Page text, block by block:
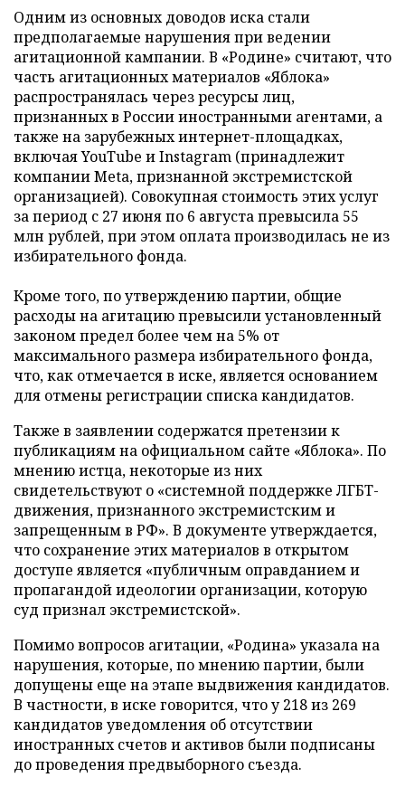
Одним из основных доводов иска стали
предполагаемые нарушения при ведении
агитационной кампании. В «Родине» считают, что
часть агитационных материалов «Яблока»
распространялась через ресурсы лиц,
признанных в России иностранными агентами, а
также на зарубежных интернет-площадках,
включая YouTube и Instagram (принадлежит
компании Meta, признанной экстремистской
организацией). Совокупная стоимость этих услуг
за период с 27 июня по 6 августа превысила 55
млн рублей, при этом оплата производилась не из
избирательного фонда.
Кроме того, по утверждению партии, общие
расходы на агитацию превысили установленный
законом предел более чем на 5% от
максимального размера избирательного фонда,
что, как отмечается в иске, является основанием
для отмены регистрации списка кандидатов.
Также в заявлении содержатся претензии к
публикациям на официальном сайте «Яблока». По
мнению истца, некоторые из них
свидетельствуют о «системной поддержке ЛГБТ-
движения, признанного экстремистским и
запрещенным в РФ». В документе утверждается,
что сохранение этих материалов в открытом
доступе является «публичным оправданием и
пропагандой идеологии организации, которую
суд признал экстремистской».
Помимо вопросов агитации, «Родина» указала на
нарушения, которые, по мнению партии, были
допущены еще на этапе выдвижения кандидатов.
В частности, в иске говорится, что у 218 из 269
кандидатов уведомления об отсутствии
иностранных счетов и активов были подписаны
до проведения предвыборного съезда.